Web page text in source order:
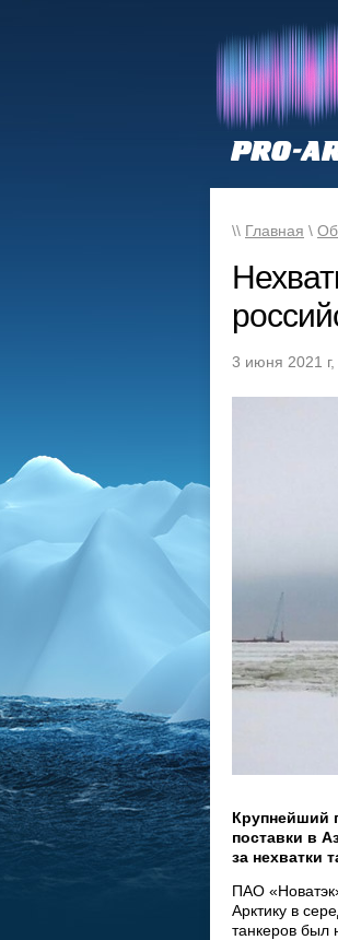
\\ Главная \
3 июня 2021
Крупнейший
поставки в
за нехватки
ПАО
Арктику в
танкеров был